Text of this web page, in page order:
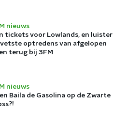
nieuws
tickets voor Lowlands, en luister
vetste optredens van afgelopen
terug bij 3FM
nieuws
Baila de Gasolina op de Zwarte